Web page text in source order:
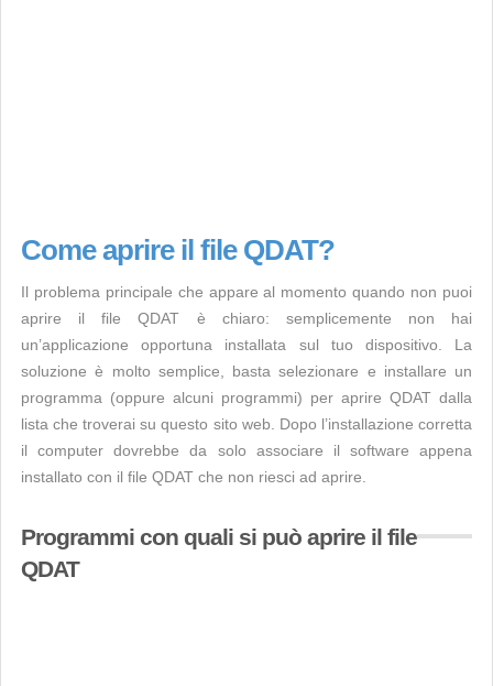
Come aprire il file QDAT?
Il problema principale che appare al momento quando non puoi
aprire il file QDAT è chiaro: semplicemente non hai
un’applicazione opportuna installata sul tuo dispositivo. La
soluzione è molto semplice, basta selezionare e installare un
programma (oppure alcuni programmi) per aprire QDAT dalla
lista che troverai su questo sito web. Dopo l’installazione corretta
il computer dovrebbe da solo associare il software appena
installato con il file QDAT che non riesci ad aprire.
Programmi con quali si può aprire il file
QDAT